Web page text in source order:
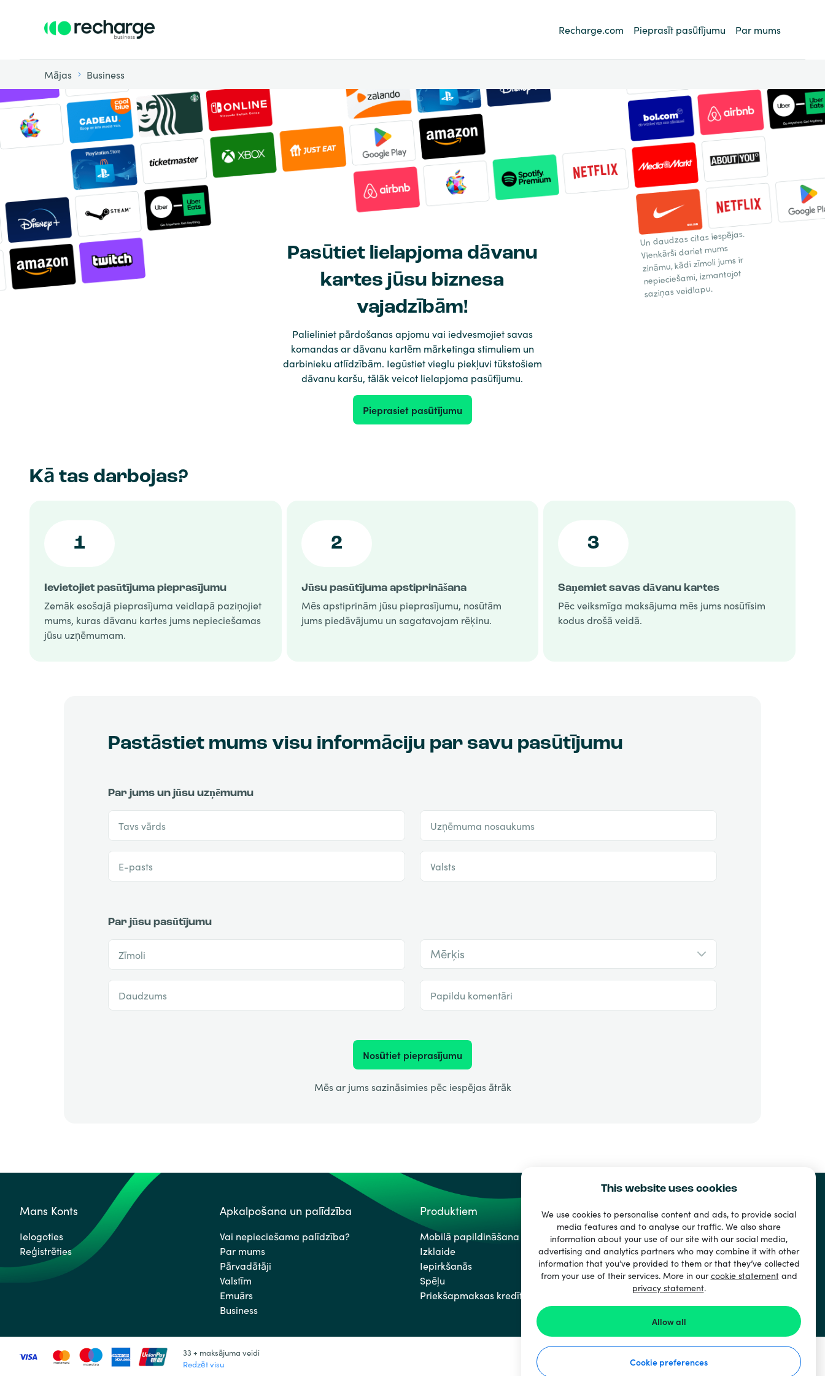
This website uses cookies
We use cookies to personalise content and ads, to provide social
media features and to analyse our traffic. We also share
information about your use of our site with our social media,
advertising and analytics partners who may combine it with other
information that you’ve provided to them or that they’ve collected
from your use of their services. More in ourcookie statementand
privacy statement.
Allow all
Cookie preferences
Recharge.com Pieprasīt pasūtījumu Par mums
Mājas Business
Pasūtiet lielapjoma dāvanu
kartes jūsu biznesa
vajadzībām!
Palieliniet pārdošanas apjomu vai iedvesmojiet savas
komandas ar dāvanu kartēm mārketinga stimuliem un
darbinieku atlīdzībām. Iegūstiet vieglu piekļuvi tūkstošiem
dāvanu karšu, tālāk veicot lielapjoma pasūtījumu.
Pieprasiet pasūtījumu
Un daudzas citas iespējas.
Vienkārši dariet mums
zināmu, kādi zīmoli jums ir
nepieciešami, izmantojot
saziņas veidlapu.
Kā tas darbojas?
1
Ievietojiet pasūtījuma pieprasījumu
Zemāk esošajā pieprasījuma veidlapā paziņojiet
mums, kuras dāvanu kartes jums nepieciešamas
jūsu uzņēmumam.
2
Jūsu pasūtījuma apstiprināšana
Mēs apstiprinām jūsu pieprasījumu, nosūtām
jums piedāvājumu un sagatavojam rēķinu.
3
Saņemiet savas dāvanu kartes
Pēc veiksmīga maksājuma mēs jums nosūtīsim
kodus drošā veidā.
Pastāstiet mums visu informāciju par savu pasūtījumu
Par jums un jūsu uzņēmumu
Tavs vārds Uzņēmuma nosaukums
E-pasts Valsts
Par jūsu pasūtījumu
Zīmoli Mērķis
Daudzums Papildu komentāri
Nosūtiet pieprasījumu
Mēs ar jums sazināsimies pēc iespējas ātrāk
Mans Konts
Ielogoties
Reģistrēties
Apkalpošana un palīdzība
Vai nepieciešama palīdzība?
Par mums
Pārvadātāji
Valstīm
Emuārs
Business
Produktiem
Mobilā papildināšana
Izklaide
Iepirkšanās
Spēļu
Priekšapmaksas kredītkartes
33 + maksājuma veidi
Redzēt visu